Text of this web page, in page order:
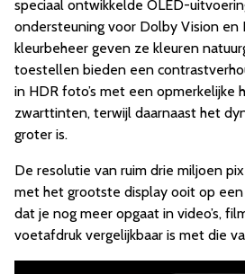
speciaal ontwikkelde OLED-
ondersteuning voor Dolby Vision en
kleurbeheer geven ze kleuren
toestellen bieden een
in HDR foto’s met een opmerkelijke
zwarttinten, terwijl daarnaast het
groter is.
De resolutie van ruim drie miljoen
met het grootste display ooit op een
dat je nog meer opgaat in video’s,
voetafdruk vergelijkbaar is met die